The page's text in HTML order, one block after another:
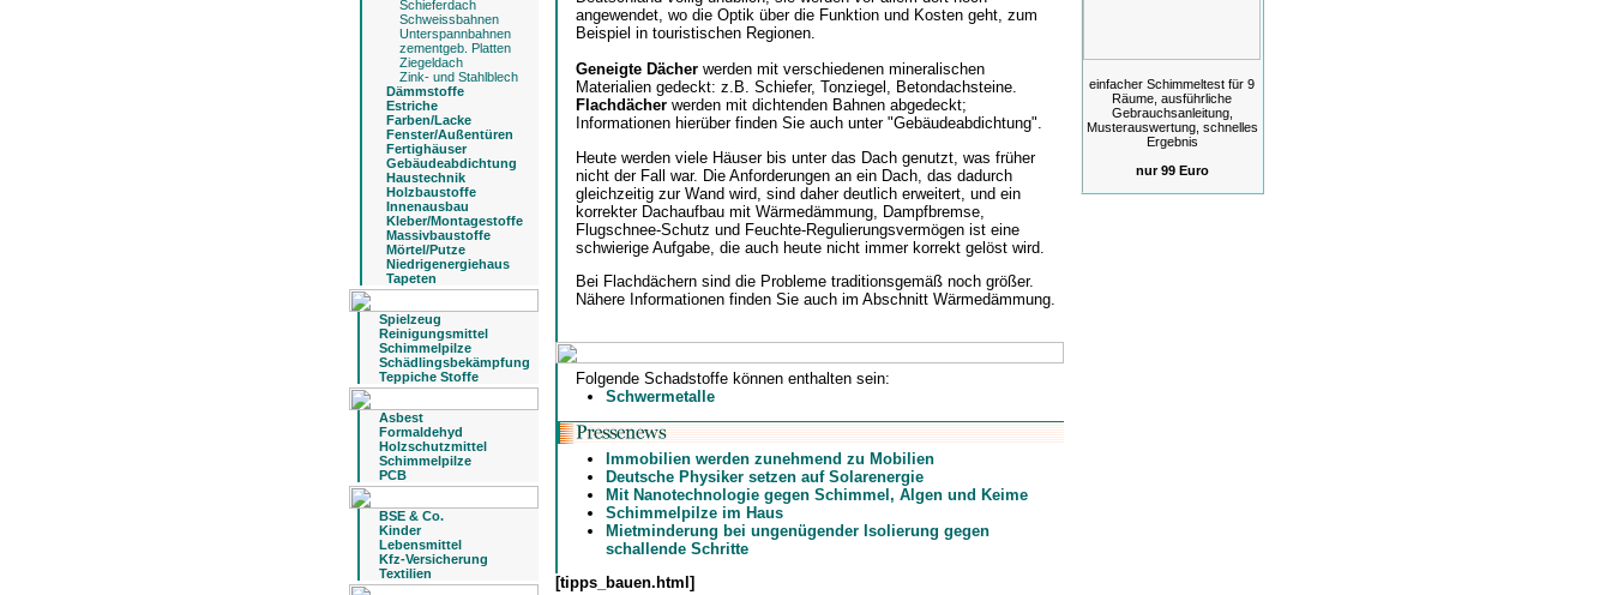
Schieferdach
Schweissbahnen
Unterspannbahnen
zementgeb. Platten
Ziegeldach
Zink- und Stahlblech
Dämmstoffe
Estriche
Farben/Lacke
Fenster/Außentüren
Fertighäuser
Gebäudeabdichtung
Haustechnik
Holzbaustoffe
Innenausbau
Kleber/Montagestoffe
Massivbaustoffe
Mörtel/Putze
Niedrigenergiehaus
Tapeten
Spielzeug
Reinigungsmittel
Schimmelpilze
Schädlingsbekämpfung
Teppiche Stoffe
Asbest
Formaldehyd
Holzschutzmittel
Schimmelpilze
PCB
BSE & Co.
Kinder
Lebensmittel
Kfz-Versicherung
Textilien
angewendet, wo die Optik über die Funktion und Kosten geht, zum
Beispiel in touristischen Regionen.
Geneigte Dächer werden mit verschiedenen mineralischen
Materialien gedeckt: z.B. Schiefer, Tonziegel, Betondachsteine.
Flachdächer werden mit dichtenden Bahnen abgedeckt;
Informationen hierüber finden Sie auch unter "Gebäudeabdichtung".
Heute werden viele Häuser bis unter das Dach genutzt, was früher
nicht der Fall war. Die Anforderungen an ein Dach, das dadurch
gleichzeitig zur Wand wird, sind daher deutlich erweitert, und ein
korrekter Dachaufbau mit Wärmedämmung, Dampfbremse,
Flugschnee-Schutz und Feuchte-Regulierungsvermögen ist eine
schwierige Aufgabe, die auch heute nicht immer korrekt gelöst wird.
Bei Flachdächern sind die Probleme traditionsgemäß noch größer.
Nähere Informationen finden Sie auch im Abschnitt Wärmedämmung.
Folgende Schadstoffe können enthalten sein:
Schwermetalle
Immobilien werden zunehmend zu Mobilien
Deutsche Physiker setzen auf Solarenergie
Mit Nanotechnologie gegen Schimmel, Algen und Keime
Schimmelpilze im Haus
Mietminderung bei ungenügender Isolierung gegen
schallende Schritte
[tipps_bauen.html]
einfacher Schimmeltest für 9
Räume, ausführliche
Gebrauchsanleitung,
Musterauswertung, schnelles
Ergebnis
nur 99 Euro